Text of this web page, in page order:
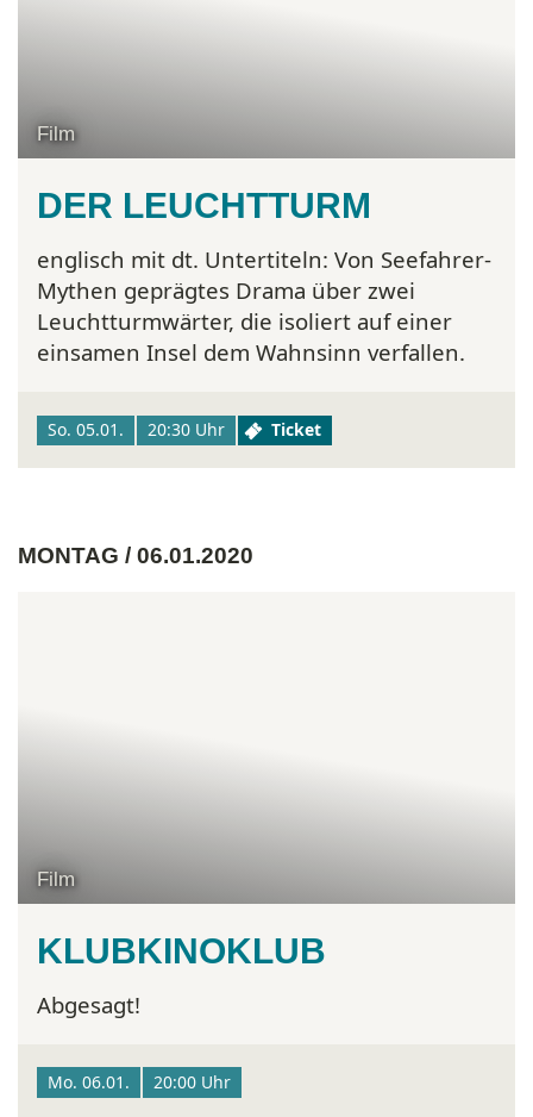
Film
DER LEUCHTTURM
englisch mit dt. Untertiteln: Von Seefahrer-
Mythen geprägtes Drama über zwei
Leuchtturmwärter, die isoliert auf einer
einsamen Insel dem Wahnsinn verfallen.
So. 05.01. 20:30 Uhr Ticket
MONTAG / 06.01.2020
Film
KLUBKINOKLUB
Abgesagt!
Mo. 06.01. 20:00 Uhr